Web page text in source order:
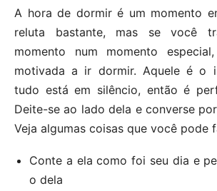
A hora de dormir é um momento
reluta bastante, mas se você
momento num momento
motivada a ir dormir. Aquele é o
tudo está em silêncio, então é
Deite-se ao lado dela e converse
Veja algumas coisas que você pode
Conte a ela como foi seu dia e
o dela